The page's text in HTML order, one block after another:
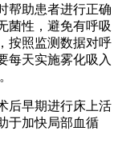
帮助患者进行正确
菌性，避免有呼吸
按照监测数据对呼
每天实施雾化吸入
后早期进行床上活
于加快局部血循